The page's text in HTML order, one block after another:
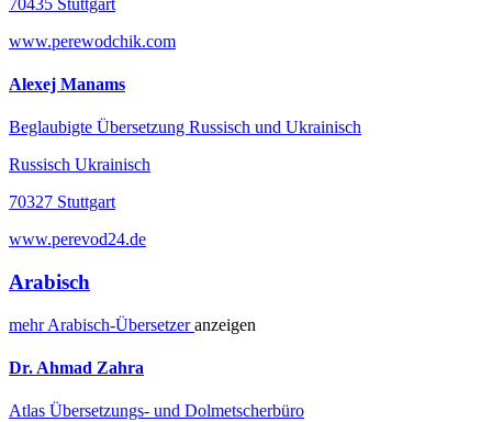
www.perewodchik.com
Alexej Manams
Beglaubigte Übersetzung Russisch und Ukrainisch
Russisch Ukrainisch
70327 Stuttgart
www.perevod24.de
Arabisch
mehrArabisch-Übersetzeranzeigen
Dr. Ahmad Zahra
Atlas Übersetzungs- und Dolmetscherbüro